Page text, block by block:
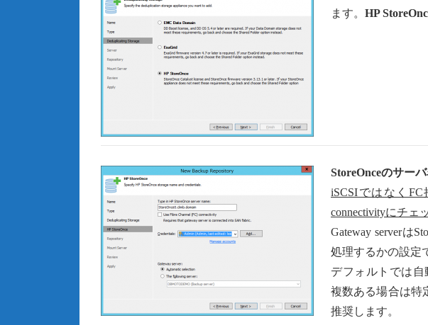
ます。 HP
StoreOnceのサー
iSCSIではなくFC
connectivityにチェ
Gateway serverは
処理するかの設定
デフォルトでは
複数ある場合は特
推奨します。